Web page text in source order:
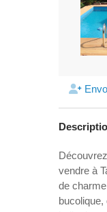
vendre à
de